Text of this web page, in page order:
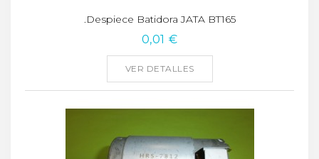
.Despiece Batidora JATA BT165
0,01 €
VER DETALLES